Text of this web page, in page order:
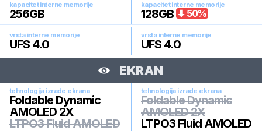
kapacitet interne memorije
256GB
kapacitet interne memorije
128GB 50%
vrsta interne memorije
UFS 4.0
vrsta interne memorije
UFS 4.0
EKRAN
tehnologija izrade ekrana
Foldable Dynamic
AMOLED 2X
LTPO3 Fluid AMOLED
tehnologija izrade ekrana
Foldable Dynamic
AMOLED 2X
LTPO3 Fluid AMOLED